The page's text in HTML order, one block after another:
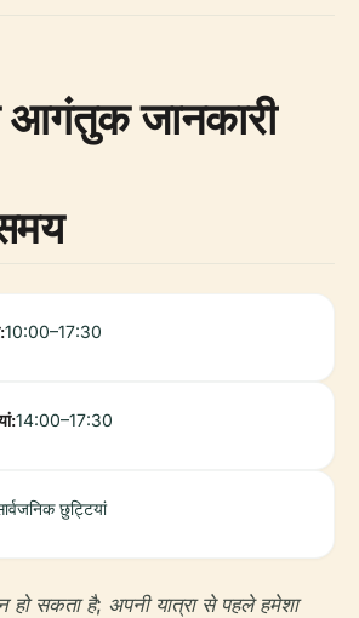
आगंतुक जानकारी
10:00–17:30
14:00–17:30
छुट्टियां
हो सकता है; अपनी यात्रा से पहले हमेशा